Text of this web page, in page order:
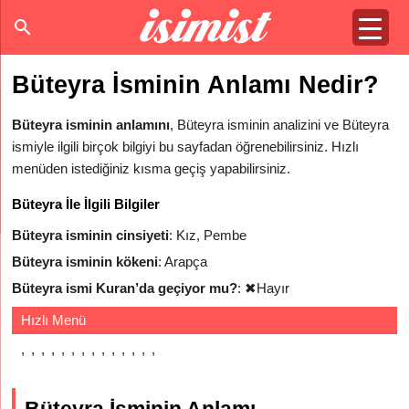
Büteyra İsminin Anlamı Nedir?
Büteyra isminin anlamını, Büteyra isminin analizini ve Büteyra
ismiyle ilgili birçok bilgiyi bu sayfadan öğrenebilirsiniz. Hızlı
menüden istediğiniz kısma geçiş yapabilirsiniz.
Büteyra İle İlgili Bilgiler
Büteyra isminin cinsiyeti: Kız, Pembe
Büteyra isminin kökeni: Arapça
Büteyra ismi Kuran’da geçiyor mu?: ✖Hayır
Hızlı Menü